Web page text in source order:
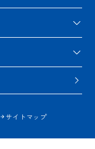
サイトマップ